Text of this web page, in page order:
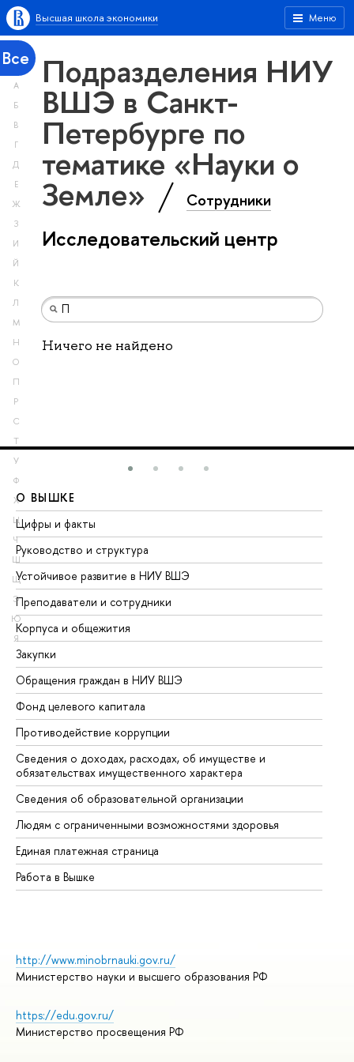
Меню
Высшая школа экономики
Все
А
Б
В
Г
Д
Е
Ж
З
И
Й
К
Л
М
Н
О
П
Р
С
Т
У
Ф
Х
Ц
Ч
Ш
Щ
Э
Ю
Я
Подразделения НИУ
ВШЭ в Санкт-
Петербурге по
тематике «Науки о
Земле» Сотрудники
Исследовательский центр
Ничего не найдено
О ВЫШКЕ
Цифры и факты
Руководство и структура
Устойчивое развитие в НИУ ВШЭ
Преподаватели и сотрудники
Корпуса и общежития
Закупки
Обращения граждан в НИУ ВШЭ
Фонд целевого капитала
Противодействие коррупции
Сведения о доходах, расходах, об имуществе и
обязательствах имущественного характера
Сведения об образовательной организации
Людям с ограниченными возможностями здоровья
Единая платежная страница
Работа в Вышке
http://www.minobrnauki.gov.ru/
Министерство науки и высшего образования РФ
https://edu.gov.ru/
Министерство просвещения РФ